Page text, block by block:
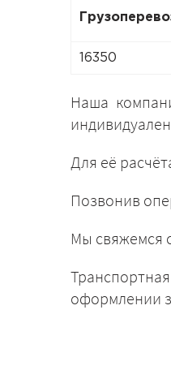
16350
Наша
Для её
Позвонив
Мы свяжемся
оформлении